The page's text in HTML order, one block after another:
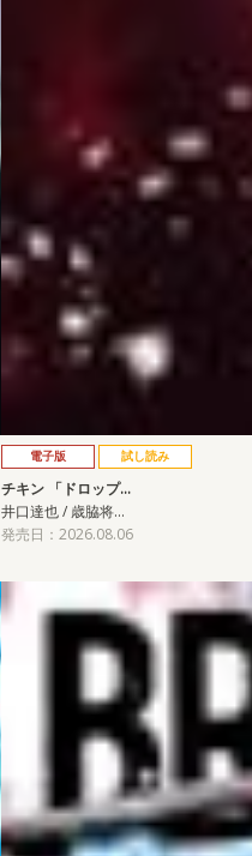
電子版 試し読み
チキン 「ドロップ…
井口達也 / 歳脇将…
発売日：2026.08.06